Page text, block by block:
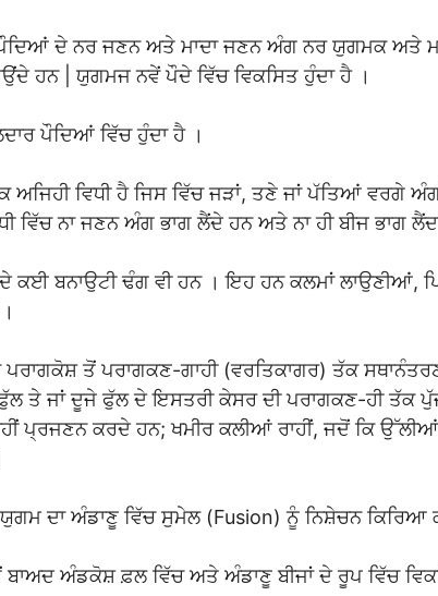
ਦੇ ਨਰ ਜਣਨ ਅਤੇ ਮਾਦਾ ਜਣਨ ਅੰਗ ਨਰ ਯੁਗਮਕ ਅਤੇ
ਹਨ | ਯੁਗਮਜ ਨਵੇਂ ਪੌਦੇ ਵਿੱਚ ਵਿਕਸਿਤ ਹੁੰਦਾ ਹੈ ।
ਪੌਦਿਆਂ ਵਿੱਚ ਹੁੰਦਾ ਹੈ ।
ਵਿਧੀ ਹੈ ਜਿਸ ਵਿੱਚ ਜੜਾਂ, ਤਣੇ ਜਾਂ ਪੱਤਿਆਂ ਵਰਗੇ
ਵਿੱਚ ਨਾ ਜਣਨ ਅੰਗ ਭਾਗ ਲੈਂਦੇ ਹਨ ਅਤੇ ਨਾ ਹੀ ਬੀਜ ਭਾਗ
ਕਈ ਬਨਾਉਟੀ ਢੰਗ ਵੀ ਹਨ । ਇਹ ਹਨ ਕਲਮਾਂ ਲਾਉਣੀਆਂ,
ਤੋਂ ਪਰਾਗਕਣ-ਗਾਹੀ (ਵਰਤਿਕਾਗਰ) ਤੱਕ
ਤੇ ਜਾਂ ਦੂਜੇ ਫੁੱਲ ਦੇ ਇਸਤਰੀ ਕੇਸਰ ਦੀ ਪਰਾਗਕਣ-ਹੀ ਤੱਕ
ਪ੍ਰਜਣਨ ਕਰਦੇ ਹਨ; ਖਮੀਰ ਕਲੀਆਂ ਰਾਹੀਂ, ਜਦੋਂ ਕਿ
ਦਾ ਅੰਡਾਣੂ ਵਿੱਚ ਸੁਮੇਲ (Fusion) ਨੂੰ ਨਿਸ਼ੇਚਨ ਕਿਰਿਆ
ਅੰਡਕੋਸ਼ ਫ਼ਲ ਵਿੱਚ ਅਤੇ ਅੰਡਾਣੂ ਬੀਜਾਂ ਦੇ ਰੂਪ ਵਿੱਚ